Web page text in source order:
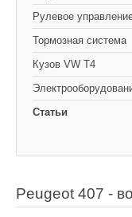
Рулевое
Тормозная система
Кузов VW T4
Статьи
Peugeot 407 -